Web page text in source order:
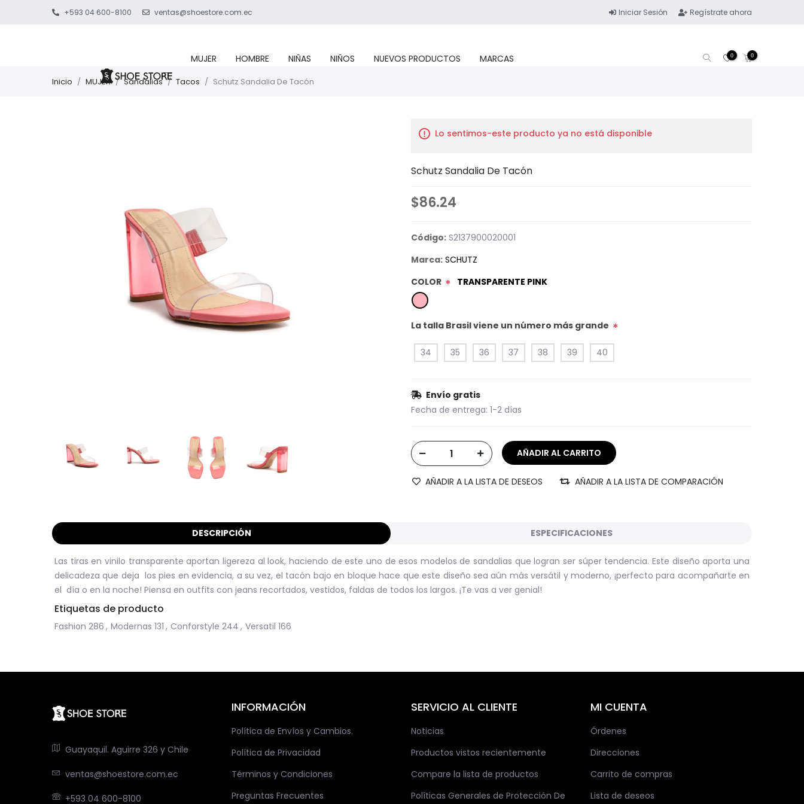
+593 04 600-8100 ventas@shoestore.com.ec Iniciar Sesión Regístrate ahora
MUJER HOMBRE NIÑAS NIÑOS NUEVOS PRODUCTOS MARCAS 0 0
Inicio / MUJER / Sandalias / Tacos / Schutz Sandalia De Tacón
Lo sentimos-este producto ya no está disponible
Schutz Sandalia De Tacón
$86.24
Código: S2137900020001
Marca: SCHUTZ
COLOR * TRANSPARENTE PINK
La talla Brasil viene un número más grande *
34 35 36 37 38 39 40
Envío gratis
Fecha de entrega: 1-2 días
AÑADIR A LA LISTA DE DESEOS AÑADIR A LA LISTA DE COMPARACIÓN
DESCRIPCIÓN ESPECIFICACIONES
Las tiras en vinilo transparente aportan ligereza al look, haciendo de este uno de esos modelos de sandalias que logran ser súper tendencia. Este diseño aporta una
delicadeza que deja los pies en evidencia, a su vez, el tacón bajo en bloque hace que este diseño sea aún más versátil y moderno, ¡perfecto para acompañarte en
el día o en la noche! Piensa en outfits con jeans recortados, vestidos, faldas de todos los largos. ¡Te vas a ver genial!
Etiquetas de producto
Fashion 286 , Modernas 131 , Conforstyle 244 , Versatil 166
Guayaquil. Aguirre 326 y Chile
ventas@shoestore.com.ec
+593 04 600-8100
INFORMACIÓN
Política de Envíos y Cambios.
Política de Privacidad
Términos y Condiciones
Preguntas Frecuentes
SERVICIO AL CLIENTE
Noticias
Productos vistos recientemente
Compare la lista de productos
Políticas Generales de Protección De
MI CUENTA
Órdenes
Direcciones
Carrito de compras
Lista de deseos